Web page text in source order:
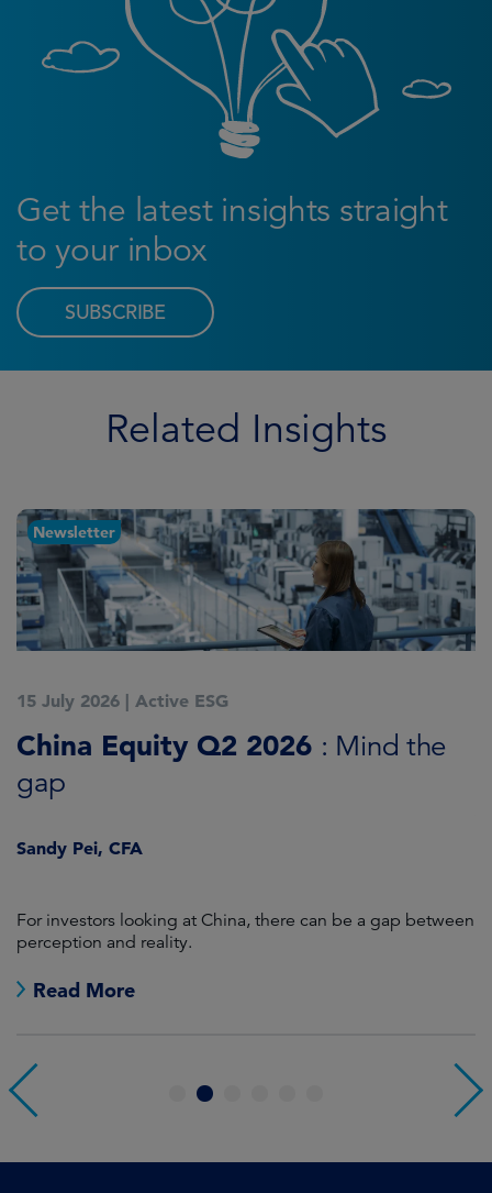
Get the latest insights straight
to your inbox
SUBSCRIBE
Related Insights
Newsletter
15 July 2026 | Active ESG
China Equity Q2 2026 : Mind the
gap
Sandy Pei, CFA
For investors looking at China, there can be a gap between
perception and reality.
Read More
4